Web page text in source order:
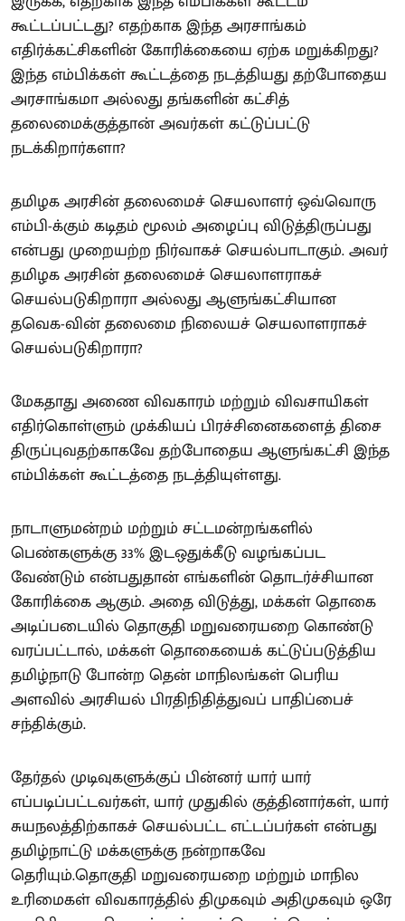
கூட்டப்பட்டது? எதற்காக இந்த அரசாங்கம்
எதிர்க்கட்சிகளின் கோரிக்கையை ஏற்க மறுக்கிறது?
இந்த எம்பிக்கள் கூட்டத்தை நடத்தியது தற்போதைய
அரசாங்கமா அல்லது தங்களின் கட்சித்
தலைமைக்குத்தான் அவர்கள் கட்டுப்பட்டு
நடக்கிறார்களா?
தமிழக அரசின் தலைமைச் செயலாளர் ஒவ்வொரு
எம்பி-க்கும் கடிதம் மூலம் அழைப்பு விடுத்திருப்பது
என்பது முறையற்ற நிர்வாகச் செயல்பாடாகும். அவர்
தமிழக அரசின் தலைமைச் செயலாளராகச்
செயல்படுகிறாரா அல்லது ஆளுங்கட்சியான
தவெக-வின் தலைமை நிலையச் செயலாளராகச்
செயல்படுகிறாரா?
மேகதாது அணை விவகாரம் மற்றும் விவசாயிகள்
எதிர்கொள்ளும் முக்கியப் பிரச்சினைகளைத் திசை
திருப்புவதற்காகவே தற்போதைய ஆளுங்கட்சி இந்த
எம்பிக்கள் கூட்டத்தை நடத்தியுள்ளது.
நாடாளுமன்றம் மற்றும் சட்டமன்றங்களில்
பெண்களுக்கு 33% இடஒதுக்கீடு வழங்கப்பட
வேண்டும் என்பதுதான் எங்களின் தொடர்ச்சியான
கோரிக்கை ஆகும். அதை விடுத்து, மக்கள் தொகை
அடிப்படையில் தொகுதி மறுவரையறை கொண்டு
வரப்பட்டால், மக்கள் தொகையைக் கட்டுப்படுத்திய
தமிழ்நாடு போன்ற தென் மாநிலங்கள் பெரிய
அளவில் அரசியல் பிரதிநிதித்துவப் பாதிப்பைச்
சந்திக்கும்.
தேர்தல் முடிவுகளுக்குப் பின்னர் யார் யார்
எப்படிப்பட்டவர்கள், யார் முதுகில் குத்தினார்கள், யார்
சுயநலத்திற்காகச் செயல்பட்ட எட்டப்பர்கள் என்பது
தமிழ்நாட்டு மக்களுக்கு நன்றாகவே
தெரியும்.தொகுதி மறுவரையறை மற்றும் மாநில
உரிமைகள் விவகாரத்தில் திமுகவும் அதிமுகவும் ஒரே